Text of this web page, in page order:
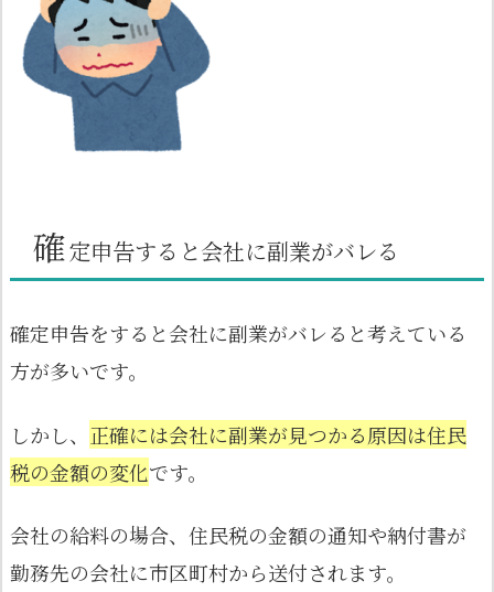
確定申告すると会社に副業がバレる
確定申告をすると会社に副業がバレると考えている
方が多いです。
しかし、 正確には会社に副業が見つかる原因は住民
税の金額の変化です。
会社の給料の場合、住民税の金額の通知や納付書が
勤務先の会社に市区町村から送付されます。